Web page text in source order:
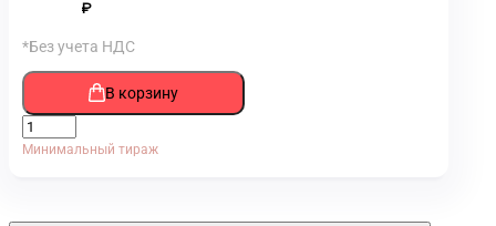
₽
*Без учета НДС
В корзину
Минимальный тираж